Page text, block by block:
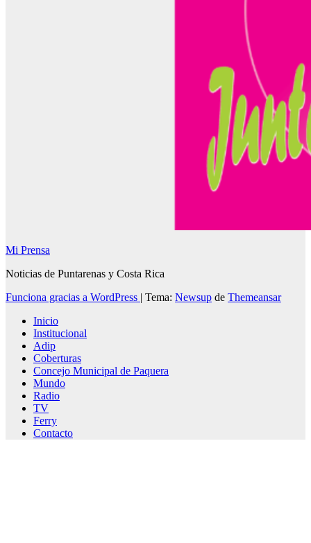
Mi Prensa
Noticias de Puntarenas y Costa Rica
Funciona gracias a WordPress
Tema: Newsup de Themeansar
Inicio
Institucional
Adip
Coberturas
Concejo Municipal de Paquera
Mundo
Radio
TV
Ferry
Contacto